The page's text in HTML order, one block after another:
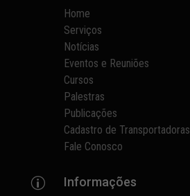
Home
Serviços
Notícias
Eventos e Reuniões
Cursos
Palestras
Publicações
Cadastro de Transportadoras
Fale Conosco
p Informações